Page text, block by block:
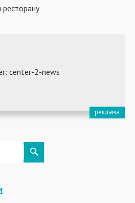
ресторану